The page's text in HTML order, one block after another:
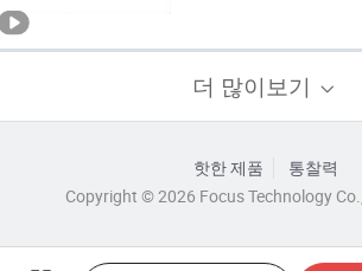
더 많이보기
핫한 제품
통찰력
Copyright © 2026 Focus Technology